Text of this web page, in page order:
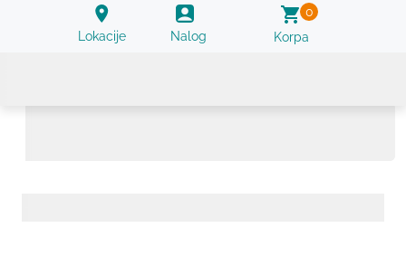
Lokacije Nalog Korpa
0